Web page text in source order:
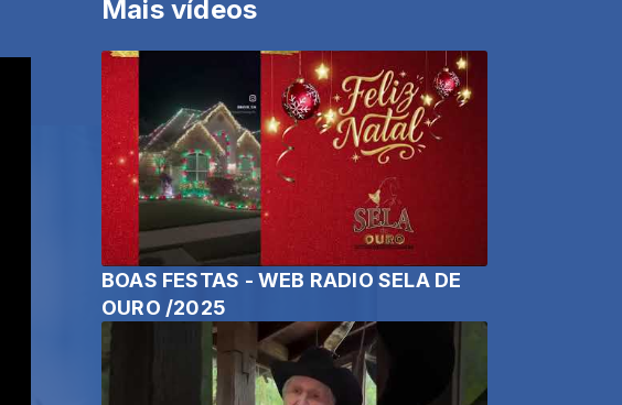
Mais vídeos
BOAS FESTAS - WEB RADIO SELA DE
OURO /2025